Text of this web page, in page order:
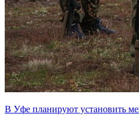
В Уфе планируют установить